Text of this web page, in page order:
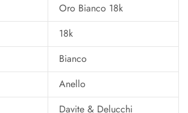
Oro Bianco 18k
18k
Bianco
Anello
Davite & Delucchi